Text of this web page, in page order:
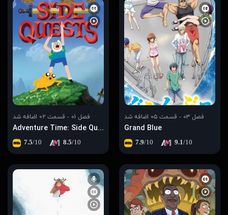
فصل ۰۳ - قسمت ۰۵ اضافه شد
Grand Blue
7.9/10 9.1/10
فصل ۰۱ - قسمت ۰۲ اضافه شد
Adventure Time: Side Quests
7.5/10 8.5/10